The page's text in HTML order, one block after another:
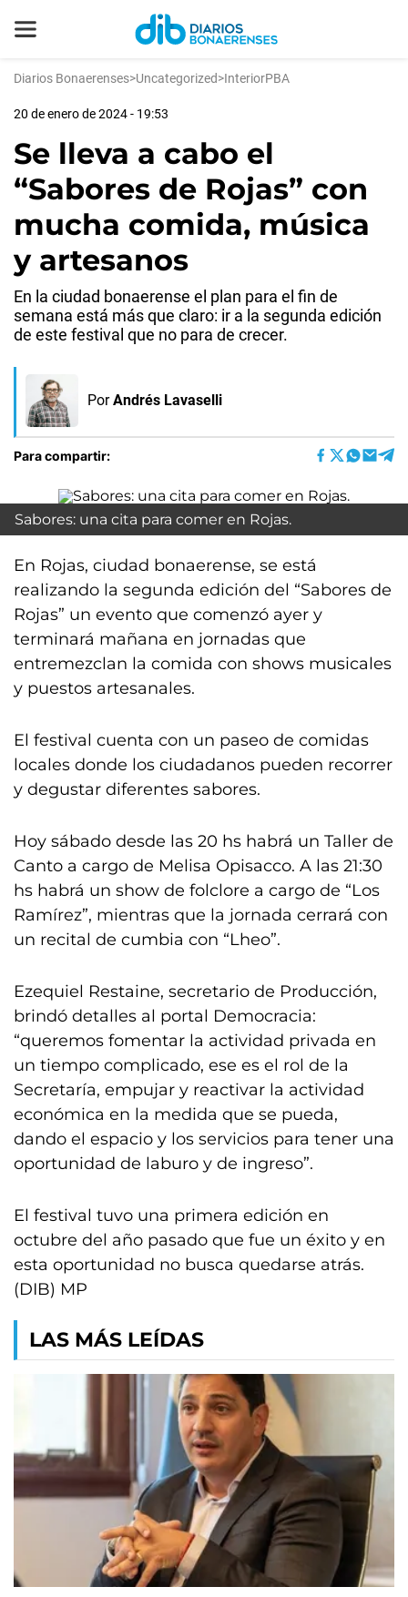
Diarios Bonaerenses>Uncategorized>InteriorPBA
20 de enero de 2024 - 19:53
Se lleva a cabo el
“Sabores de Rojas” con
mucha comida, música
y artesanos
En la ciudad bonaerense el plan para el fin de
semana está más que claro: ir a la segunda edición
de este festival que no para de crecer.
Por Andrés Lavaselli
Para compartir:
Sabores: una cita para comer en Rojas.
En Rojas, ciudad bonaerense, se está
realizando la segunda edición del “Sabores de
Rojas” un evento que comenzó ayer y
terminará mañana en jornadas que
entremezclan la comida con shows musicales
y puestos artesanales.
El festival cuenta con un paseo de comidas
locales donde los ciudadanos pueden recorrer
y degustar diferentes sabores.
Hoy sábado desde las 20 hs habrá un Taller de
Canto a cargo de Melisa Opisacco. A las 21:30
hs habrá un show de folclore a cargo de “Los
Ramírez”, mientras que la jornada cerrará con
un recital de cumbia con “Lheo”.
Ezequiel Restaine, secretario de Producción,
brindó detalles al portal Democracia:
“queremos fomentar la actividad privada en
un tiempo complicado, ese es el rol de la
Secretaría, empujar y reactivar la actividad
económica en la medida que se pueda,
dando el espacio y los servicios para tener una
oportunidad de laburo y de ingreso”.
El festival tuvo una primera edición en
octubre del año pasado que fue un éxito y en
esta oportunidad no busca quedarse atrás.
(DIB) MP
LAS MÁS LEÍDAS